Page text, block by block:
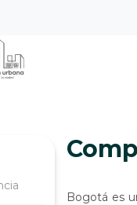
Bogotá es